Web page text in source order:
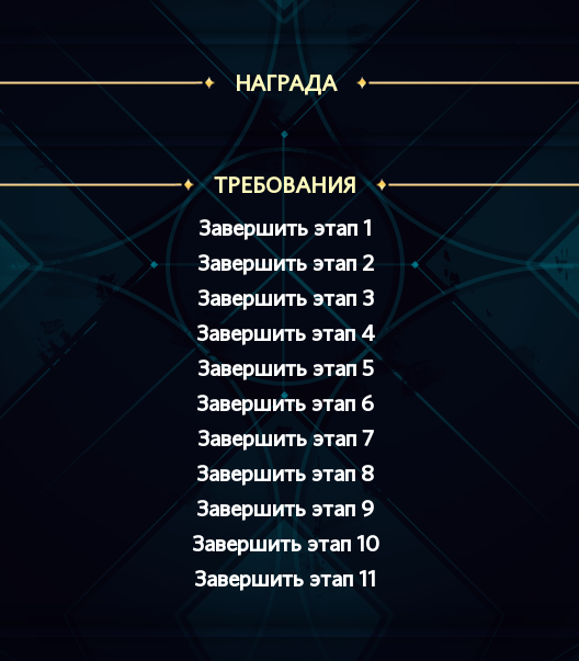
НАГРАДА
ТРЕБОВАНИЯ
Завершить этап 1
Завершить этап 2
Завершить этап 3
Завершить этап 4
Завершить этап 5
Завершить этап 6
Завершить этап 7
Завершить этап 8
Завершить этап 9
Завершить этап 10
Завершить этап 11